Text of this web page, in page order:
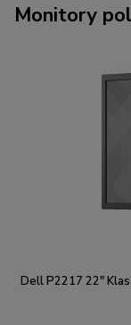
Monitory
Dell P2217 22"